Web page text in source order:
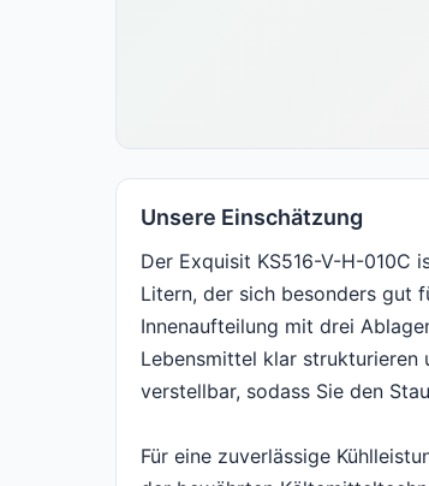
Unsere Einschätzung
Der Exquisit KS516-V-H-010C
Litern, der sich besonders gut
Innenaufteilung mit drei
Lebensmittel klar strukturieren
verstellbar, sodass Sie den
Für eine zuverlässige